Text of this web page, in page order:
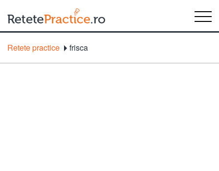
Retete practice frisca